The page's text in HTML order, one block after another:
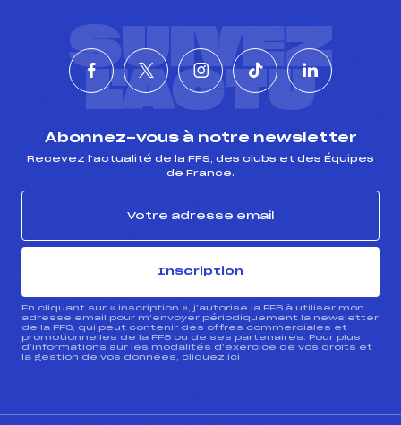
SUIVEZ
L'ACTU
Abonnez-vous à notre newsletter
Recevez l’actualité de la FFS, des clubs et des Équipes
de France.
Inscription
En cliquant sur « inscription », j’autorise la FFS à utiliser mon
adresse email pour m’envoyer périodiquement la newsletter
de la FFS, qui peut contenir des offres commerciales et
promotionnelles de la FFS ou de ses partenaires. Pour plus
d’informations sur les modalités d’exercice de vos droits et
la gestion de vos données, cliquez ici